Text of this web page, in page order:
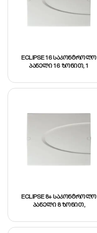
ECLIPSE 16 საკონტროლო
პანელი 16 ზონით, 1
გამოსასვლელით
ECLIPSE 8+ საკონტროლო
პანელი 8 ზონით,
ზონამდე, 3 დანაყოფი, 4
PGM გამოსასვლელით